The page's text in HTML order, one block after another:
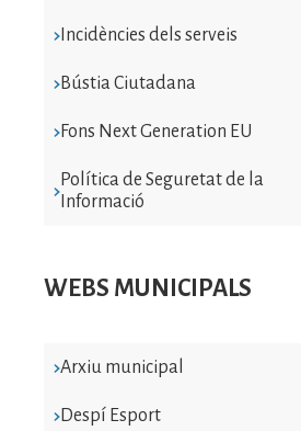
Incidències dels serveis
Bústia Ciutadana
Fons Next Generation EU
Política de Seguretat de la
Informació
WEBS MUNICIPALS
Arxiu municipal
Despí Esport